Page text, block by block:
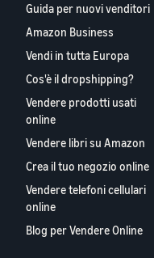
Guida per nuovi venditori
Amazon Business
Vendi in tutta Europa
Cos'è il dropshipping?
Vendere prodotti usati
online
Vendere libri su Amazon
Crea il tuo negozio online
Vendere telefoni cellulari
online
Blog per Vendere Online